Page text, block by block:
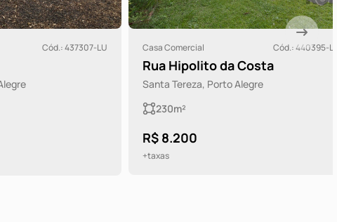
Cód.: 437307-LU Casa Comercial Cód.: 440395-LU
Rua Hipolito da Costa
Santa Tereza, Porto Alegre
230m²
R$ 8.200